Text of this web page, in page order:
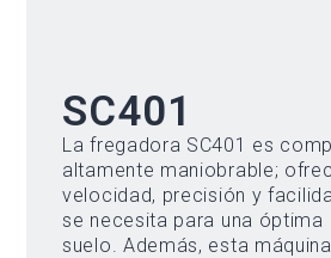
SC401
La fregadora SC401 es
altamente maniobrable;
velocidad, precisión y
se necesita para una óptima
suelo. Además, esta